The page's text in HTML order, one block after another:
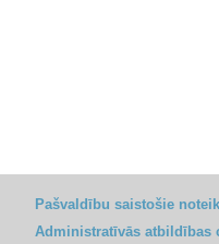
Pašvaldību saistošie
Administratīvās atbildības